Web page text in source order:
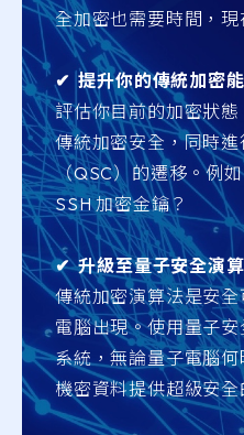
全加密也需要時間，現
✔︎ 提升你的傳統加密
評估你目前的加密狀
傳統加密安全，同時
（QSC）的遷移。例
SSH 加密金鑰？
✔︎ 升級至量子安全演
傳統加密演算法是安
電腦出現。使用量子
系統，無論量子電腦
機密資料提供超級安